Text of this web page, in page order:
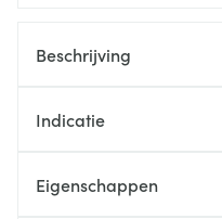
Beschrijving
Indicatie
Eigenschappen